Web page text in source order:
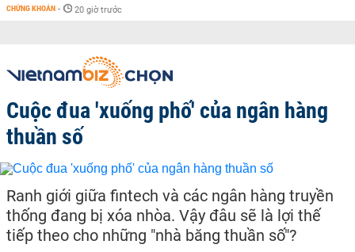
CHỨNG KHOÁN - 20 giờ trước
Cuộc đua 'xuống phố' của ngân hàng
thuần số
Ranh giới giữa fintech và các ngân hàng truyền
thống đang bị xóa nhòa. Vậy đâu sẽ là lợi thế
tiếp theo cho những "nhà băng thuần số"?